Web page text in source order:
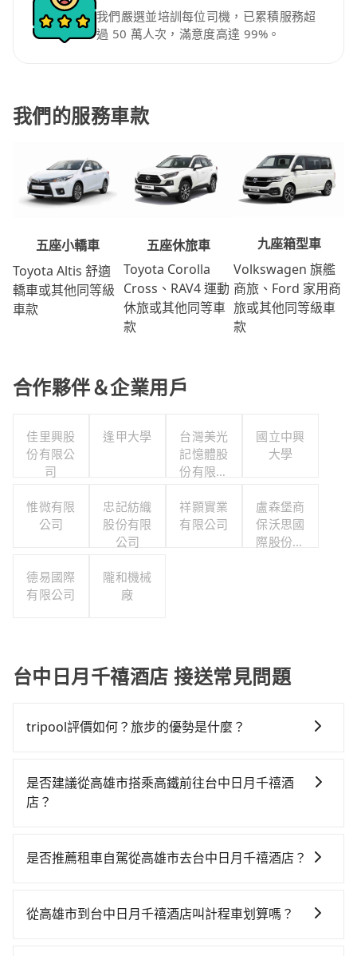
我們嚴選並培訓每位司機，已累積服務超
過 50 萬人次，滿意度高達 99%。
我們的服務車款
五座小轎車
Toyota Altis 舒適
轎車或其他同等級
車款
五座休旅車
Toyota Corolla
Cross、RAV4 運動
休旅或其他同等車
款
九座箱型車
Volkswagen 旗艦
商旅、Ford 家用商
旅或其他同等級車
款
合作夥伴＆企業用戶
佳里興股
份有限公
司
逢甲大學
台灣美光
記憶體股
份有限公
國立中興
大學
惟微有限
公司
忠記紡織
股份有限
公司
祥顥實業
有限公司
盧森堡商
保沃思國
際股份有
德易國際
有限公司
隴和機械
廠
台中日月千禧酒店 接送常見問題
tripool評價如何？旅步的優勢是什麼？
定及可靠的，大多數的使用者都給予了高分評價。此
外，tripool司機專業的駕駛和親切服務態度也獲得了許
您的旅程能更有彈性及保障。
是否建議從高雄市搭乘高鐵前往台中日月千禧酒
店？
坐舒適、省時、較貴！從最早05:50一直到22:55，左營-
元、車程約25分鐘。抵達高鐵站後，步行進站、現場購
是否推薦租車自駕從高雄市去台中日月千禧酒店？
時不需要閉目養神（因為要自己開車），最重要的是你
從高雄市到台中日月千禧酒店叫計程車划算嗎？